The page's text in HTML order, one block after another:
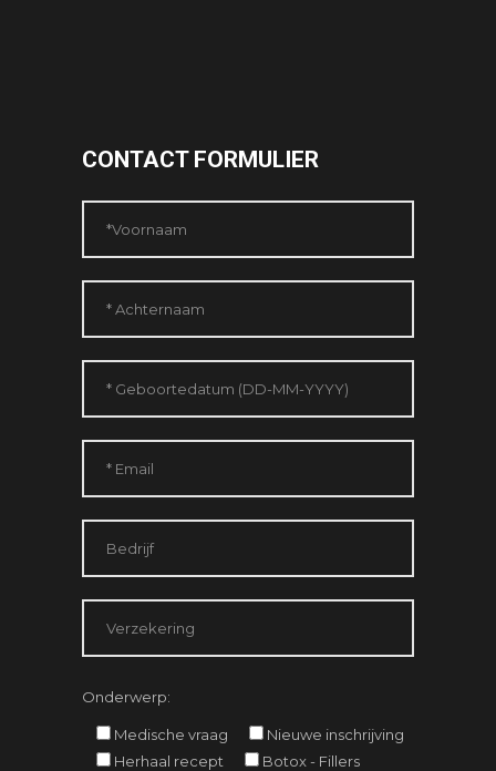
CONTACT FORMULIER
Onderwerp:
Medische vraag
Nieuwe inschrijving
Herhaal recept
Botox - Fillers